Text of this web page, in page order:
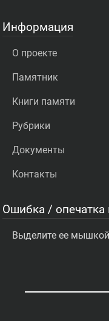
Информация
О проекте
Памятник
Книги памяти
Рубрики
Документы
Контакты
Ошибка / опечатка
Выделите ее